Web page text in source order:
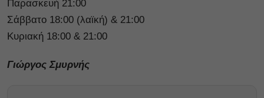
Παρασκευή 21:00
Σάββατο 18:00 (λαϊκή) & 21:00
Κυριακή 18:00 & 21:00
Γιώργος Σμυρνής